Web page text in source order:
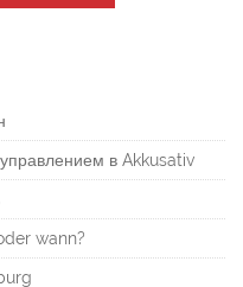
в Akkusativ
wann?